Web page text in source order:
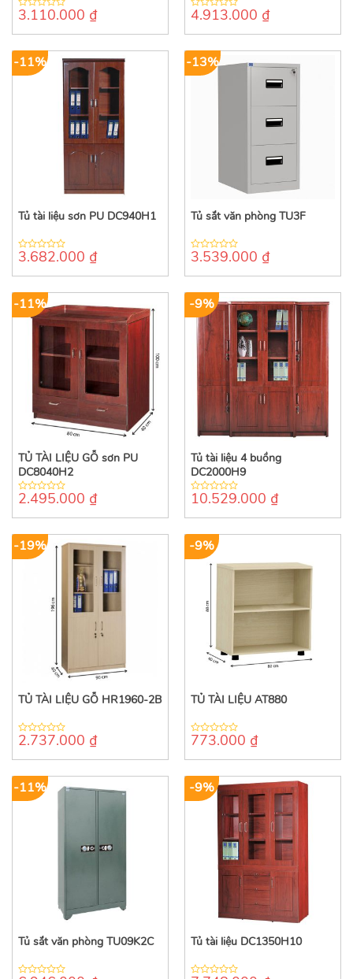
0
of
3.110.000 ₫
0
of
4.913.000 ₫
-11%
Tủ tài liệu sơn PU DC940H1
0
of
3.682.000 ₫
-13%
Tủ sắt văn phòng TU3F
0
of
3.539.000 ₫
-11%
TỦ TÀI LIỆU GỖ sơn PU
DC8040H2
0
of
2.495.000 ₫
-9%
Tủ tài liệu 4 buồng
DC2000H9
0
of
10.529.000 ₫
-19%
TỦ TÀI LIỆU GỖ HR1960-2B
0
of
2.737.000 ₫
-9%
TỦ TÀI LIỆU AT880
0
of
773.000 ₫
-11%
Tủ sắt văn phòng TU09K2C
-9%
Tủ tài liệu DC1350H10